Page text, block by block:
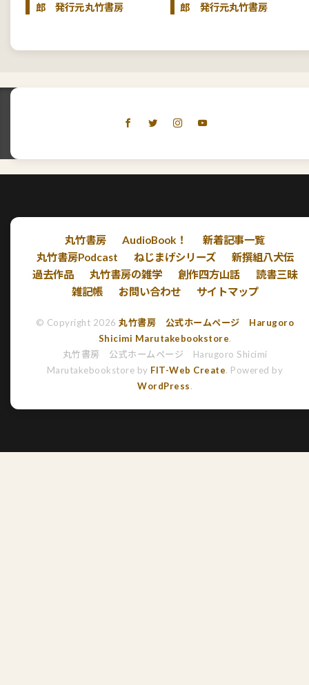
郎 発行元丸竹書房
郎 発行元丸竹書房
丸竹書房 AudioBook！
新着記事一覧
丸竹書房Podcast
ねじまげシリーズ
新撰組八犬伝
過去作品
丸竹書房の雑学 創作四方山話
読書三昧
雑記帳
お問い合わせ サイトマップ
© Copyright 2026丸竹書房 公式ホームページ Harugoro
Shicimi Marutakebookstore.
丸竹書房 公式ホームページ Harugoro Shicimi
Marutakebookstore by FIT-Web Create. Powered by
WordPress.